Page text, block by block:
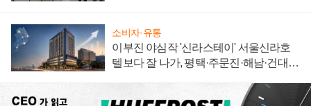
소비자·유통
이부진 야심작 '신라스테이' 서울신라호
텔보다 잘 나가, 평택·주문진·해남·건대로